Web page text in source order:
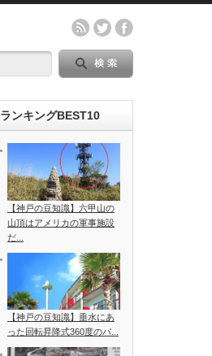
ランキングBEST10
【神戸の豆知識】六甲山の
山頂はアメリカの軍事施設
だ...
【神戸の豆知識】垂水にあ
った回転昇降式360度のパ...